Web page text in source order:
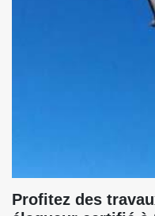
Profitez des